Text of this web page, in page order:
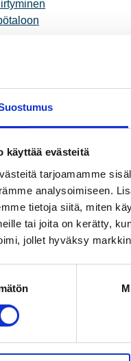
käyttää evästeitä
tarjoamamme
analysoimiseen.
tietoja siitä, miten
tai joita on kerätty,
jollet hyväksy